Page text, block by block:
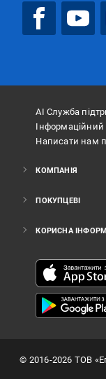
АІ Служба
Інформаційний
Написати нам
КОМПАНІЯ
ПОКУПЦЕВІ
КОРИСНА
© 2016-2026 ТОВ